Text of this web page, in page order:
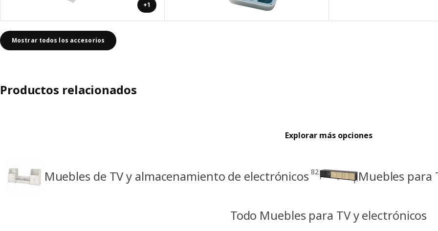
+1
Mostrar todos los accesorios
Productos relacionados
Explorar más opciones
Muebles de TV y almacenamiento de electrónicos 82 Muebles para
Todo Muebles para TV y electrónicos